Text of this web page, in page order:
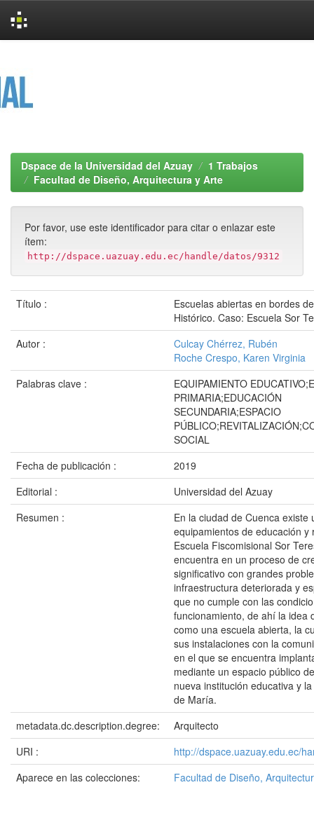
Dspace de la Universidad del Azuay
1 Trabajos
Facultad de Diseño, Arquitectura y Arte
Por favor, use este identificador para citar o enlazar este
ítem:
http://dspace.uazuay.edu.ec/handle/datos/9312
Título :
Escuelas abiertas en bordes
Histórico. Caso: Escuela Sor
Autor :
Culcay Chérrez, Rubén
Roche Crespo, Karen Virginia
Palabras clave :
EQUIPAMIENTO
PRIMARIA;EDUCACIÓN
SECUNDARIA;ESPACIO
SOCIAL
Fecha de publicación :
2019
Editorial :
Universidad del Azuay
Resumen :
En la ciudad de Cuenca existe
equipamientos de educación y
Escuela Fiscomisional Sor
encuentra en un proceso de
significativo con grandes
infraestructura deteriorada y
que no cumple con las
funcionamiento, de ahí la idea
como una escuela abierta, la
sus instalaciones con la
en el que se encuentra
mediante un espacio público
nueva institución educativa y
de María.
metadata.dc.description.degree:
Arquitecto
URI :
http://dspace.uazuay.edu.ec/
Aparece en las colecciones:
Facultad de Diseño,